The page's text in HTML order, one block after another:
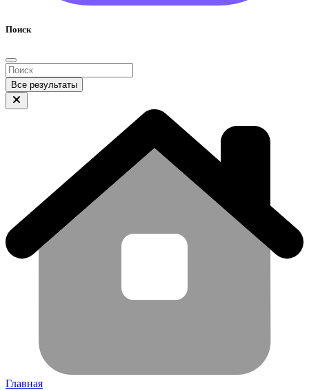
Поиск
Все результаты
Главная